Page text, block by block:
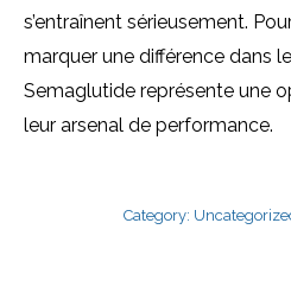
s’entraînent sérieusement.
marquer une différence dans
Semaglutide représente une
leur arsenal de performance.
Category: